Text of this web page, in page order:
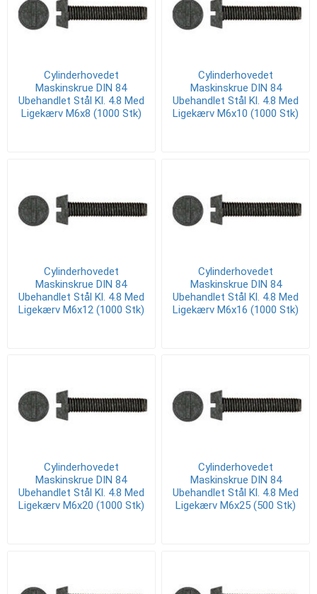
Cylinderhovedet
Maskinskrue DIN 84
Ubehandlet Stål Kl. 4.8 Med
Ligekærv M6x8 (1000 Stk)
Cylinderhovedet
Maskinskrue DIN 84
Ubehandlet Stål Kl. 4.8 Med
Ligekærv M6x10 (1000 Stk)
Cylinderhovedet
Maskinskrue DIN 84
Ubehandlet Stål Kl. 4.8 Med
Ligekærv M6x12 (1000 Stk)
Cylinderhovedet
Maskinskrue DIN 84
Ubehandlet Stål Kl. 4.8 Med
Ligekærv M6x16 (1000 Stk)
Cylinderhovedet
Maskinskrue DIN 84
Ubehandlet Stål Kl. 4.8 Med
Ligekærv M6x20 (1000 Stk)
Cylinderhovedet
Maskinskrue DIN 84
Ubehandlet Stål Kl. 4.8 Med
Ligekærv M6x25 (500 Stk)